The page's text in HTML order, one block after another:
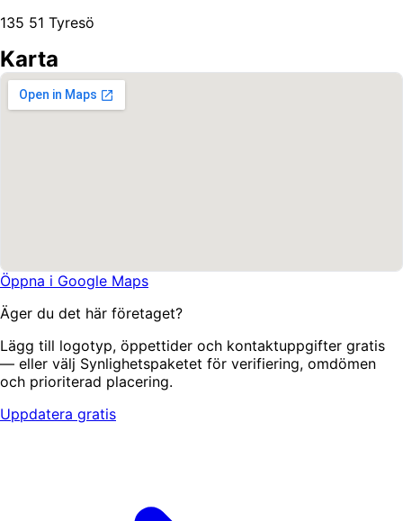
135 51 Tyresö
Karta
Öppna i Google Maps
Äger du det här företaget?
Lägg till logotyp, öppettider och kontaktuppgifter gratis
— eller välj Synlighetspaketet för verifiering, omdömen
och prioriterad placering.
Uppdatera gratis